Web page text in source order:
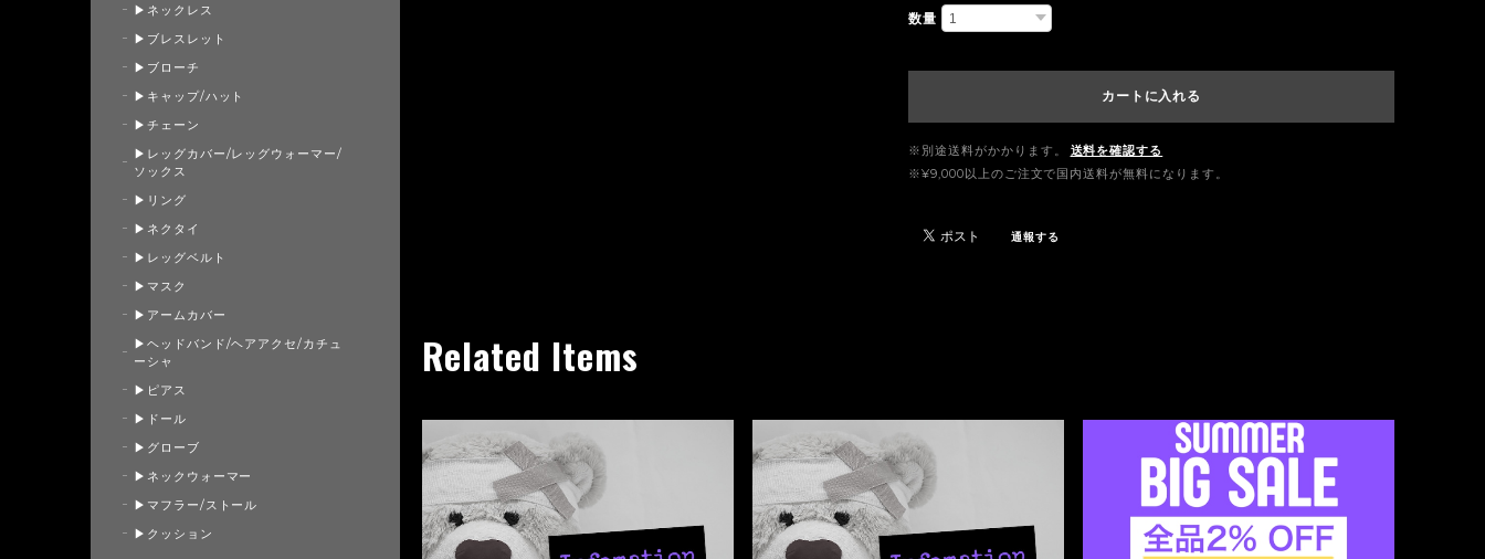
数量
カートに入れる
※別途送料がかかります。
送料を確認する
※¥9,000以上のご注文で国内送料が無料になります。
通報する
Related Items
▶ネックレス
▶ブレスレット
▶ブローチ
▶キャップ/ハット
▶チェーン
▶レッグカバー/レッグウォーマー/
ソックス
▶リング
▶ネクタイ
▶レッグベルト
▶マスク
▶アームカバー
▶ヘッドバンド/ヘアアクセ/カチュ
ーシャ
▶ピアス
▶ドール
▶グローブ
▶ネックウォーマー
▶マフラー/ストール
▶クッション